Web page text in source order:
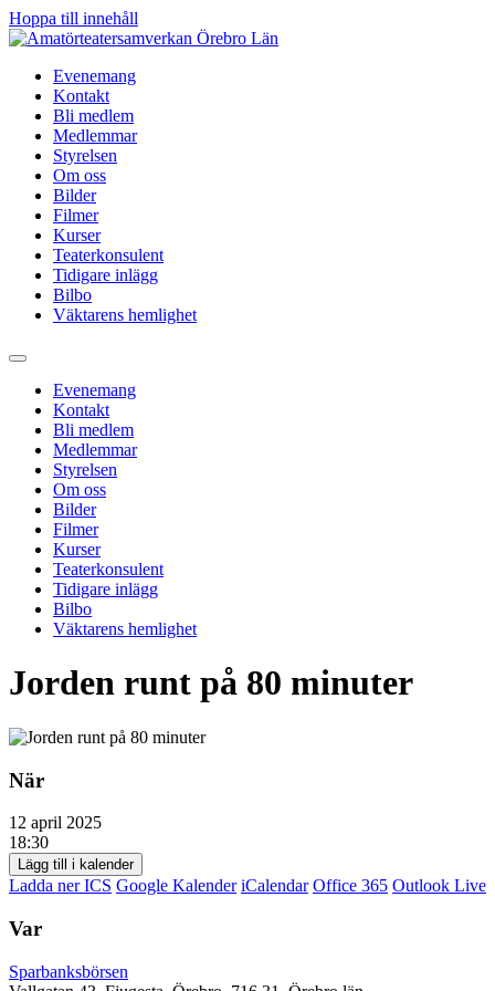
Hoppa till innehåll
Evenemang
Kontakt
Bli medlem
Medlemmar
Styrelsen
Om oss
Bilder
Filmer
Kurser
Teaterkonsulent
Tidigare inlägg
Bilbo
Väktarens hemlighet
Evenemang
Kontakt
Bli medlem
Medlemmar
Styrelsen
Om oss
Bilder
Filmer
Kurser
Teaterkonsulent
Tidigare inlägg
Bilbo
Väktarens hemlighet
Jorden runt på 80 minuter
När
12 april 2025
18:30
Lägg till i kalender
Ladda ner ICS Google Kalender iCalendar Office 365 Outlook Live
Var
Sparbanksbörsen